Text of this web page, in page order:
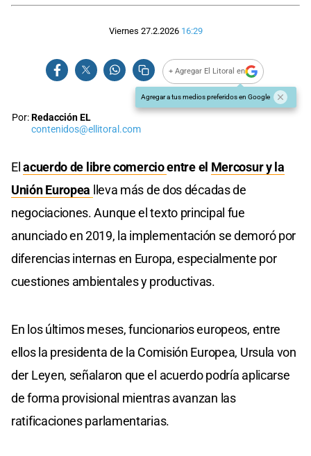
Viernes 27.2.2026 16:29
+ Agregar El Litoral en
Agregar a tus medios preferidos en Google
Por:Redacción EL
contenidos@ellitoral.com
Elacuerdo de libre comercioentre el Mercosur y la
Unión Europea lleva más de dos décadas de
negociaciones. Aunque el texto principal fue
anunciado en 2019, la implementación se demoró por
diferencias internas en Europa, especialmente por
cuestiones ambientales y productivas.
En los últimos meses, funcionarios europeos, entre
ellos la presidenta de la Comisión Europea, Ursula von
der Leyen, señalaron que el acuerdo podría aplicarse
de forma provisional mientras avanzan las
ratificaciones parlamentarias.